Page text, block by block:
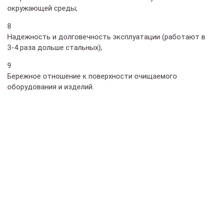
окружающей среды;
8
Надежность и долговечность эксплуатации (работают в
3-4 раза дольше стальных);
9
Бережное отношение к поверхности очищаемого
оборудования и изделий.